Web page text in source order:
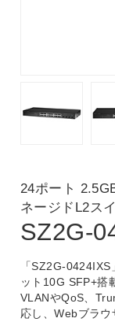
24ポート
ネージドL2ス
SZ2G-
「SZ2G-
ット10G SFP+搭
VLANやQoS、
応し、Webブラ